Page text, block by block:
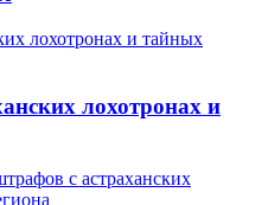
лохотронах и